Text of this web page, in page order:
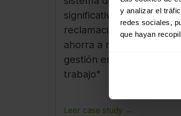
y analizar el
redes sociales,
que hayan
significativo. Resolver
reclamación falsa por
ahorra a nuestro equipo
gestión entre 10 y 15
trabajo"
Leer case study →